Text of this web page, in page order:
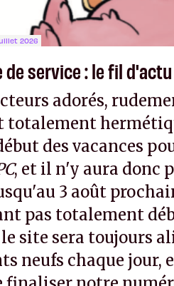
2026
de service : le fil
adorés,
totalement
des vacances
, et il n'y aura donc
3 août
pas totalement
site sera toujours
neufs chaque jour,